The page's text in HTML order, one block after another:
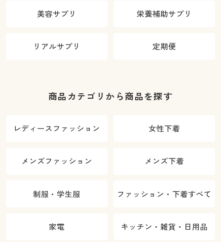
美容サプリ 栄養補助サプリ
リアルサプリ 定期便
商品カテゴリから商品を探す
レディースファッション 女性下着
メンズファッション メンズ下着
制服・学生服 ファッション・下着すべて
家電 キッチン・雑貨・日用品